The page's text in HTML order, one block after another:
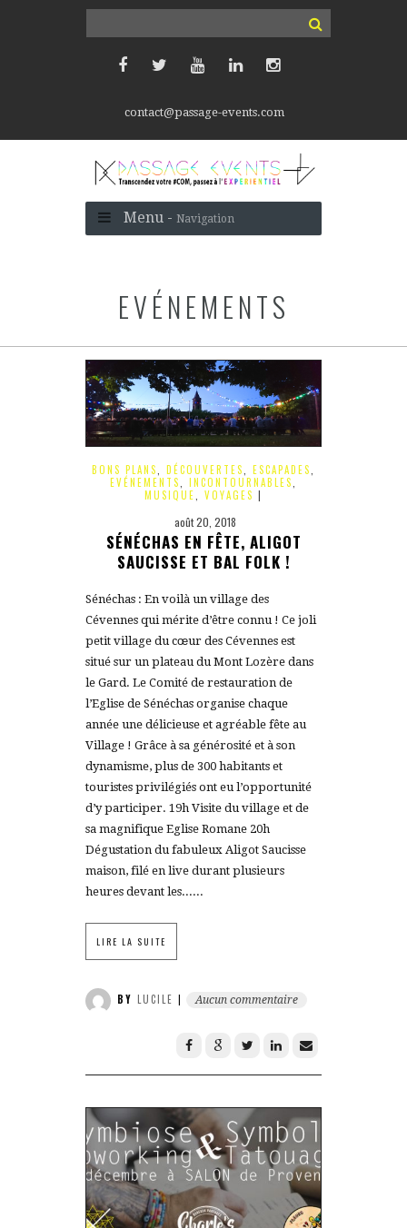
contact@passage-events.com
Menu - Navigation
EVÉNEMENTS
BONS PLANS, DÉCOUVERTES, ESCAPADES,
EVÉNEMENTS, INCONTOURNABLES,
MUSIQUE, VOYAGES |
août 20, 2018
SÉNÉCHAS EN FÊTE, ALIGOT
SAUCISSE ET BAL FOLK !
Sénéchas : En voilà un village des
Cévennes qui mérite d’être connu ! Ce joli
petit village du cœur des Cévennes est
situé sur un plateau du Mont Lozère dans
le Gard. Le Comité de restauration de
l’Eglise de Sénéchas organise chaque
année une délicieuse et agréable fête au
Village ! Grâce à sa générosité et à son
dynamisme, plus de 300 habitants et
touristes privilégiés ont eu l’opportunité
d’y participer. 19h Visite du village et de
sa magnifique Eglise Romane 20h
Dégustation du fabuleux Aligot Saucisse
maison, filé en live durant plusieurs
heures devant les......
LIRE LA SUITE
BY LUCILE | Aucun commentaire